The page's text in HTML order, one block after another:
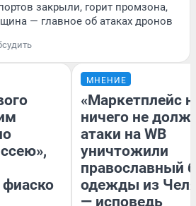
закрыли, горит промзона,
— главное об атаках дронов
МНЕНИЕ
«Маркетплейс
ничего не
атаки на WB
уничтожили
православный
одежды из
— исповедь